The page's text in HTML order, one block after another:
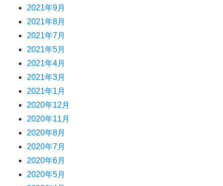
2021年9月
2021年8月
2021年7月
2021年5月
2021年4月
2021年3月
2021年1月
2020年12月
2020年11月
2020年8月
2020年7月
2020年6月
2020年5月